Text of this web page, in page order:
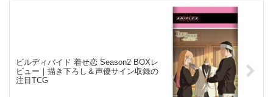
ビルディバイド 着せ恋 Season2 BOXレ
ビュー｜描き下ろし＆声優サイン収録の
注目TCG